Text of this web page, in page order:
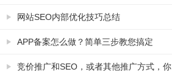
优化策略总结
网站SEO内部优化技巧总结
APP备案怎么做？简单三步教您搞定
竞价推广和SEO，或者其他推广方式，你